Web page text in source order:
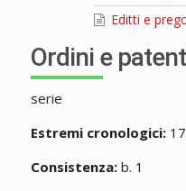
Editti e
Ordini e
serie
Estremi cronologici:
Consistenza:b. 1